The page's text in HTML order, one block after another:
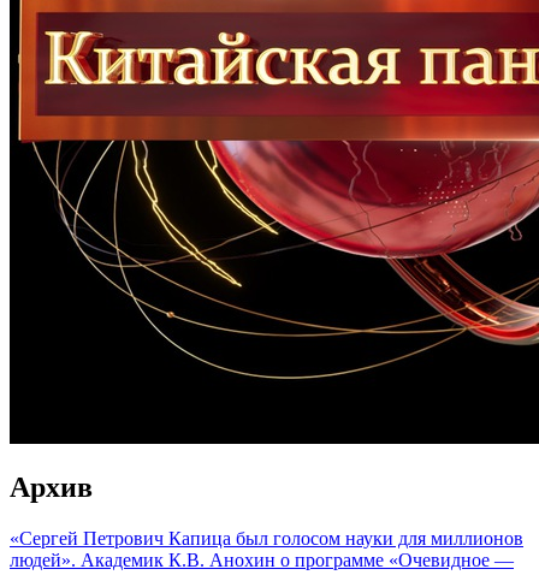
Архив
«Сергей Петрович Капица был голосом науки для миллионов
людей». Академик К.В. Анохин о программе «Очевидное —